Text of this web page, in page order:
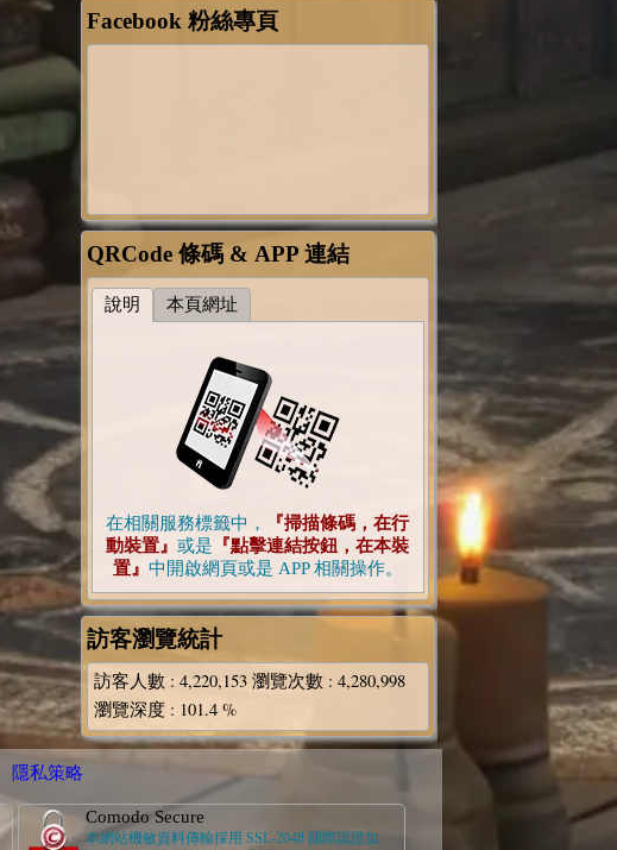
Facebook 粉絲專頁
QRCode 條碼 & APP 連結
說明 本頁網址
在相關服務標籤中，
『掃描條碼，在行
動裝置』 或是 『點擊連結按鈕，在本裝
置』 中開啟網頁或是 APP 相關操作。
訪客瀏覽統計
訪客人數: 4,220,153 瀏覽次數: 4,280,998
瀏覽深度: 101.4 %
隱私策略
Comodo Secure
本網站機敏資料傳輸採用 SSL-2048 國際認證加